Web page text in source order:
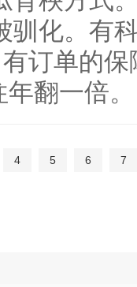
驯化。有
订单的
翻一倍
4 5 6 7